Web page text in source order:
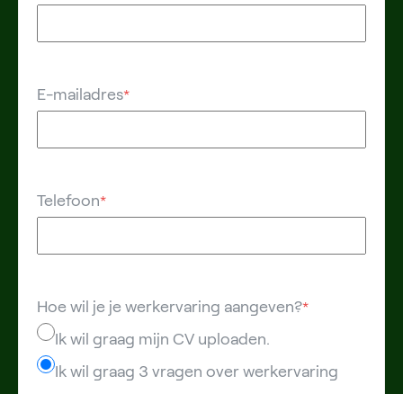
E-mailadres*
Telefoon*
Hoe wil je je werkervaring aangeven?*
Ik wil graag mijn CV uploaden.
Ik wil graag 3 vragen over werkervaring